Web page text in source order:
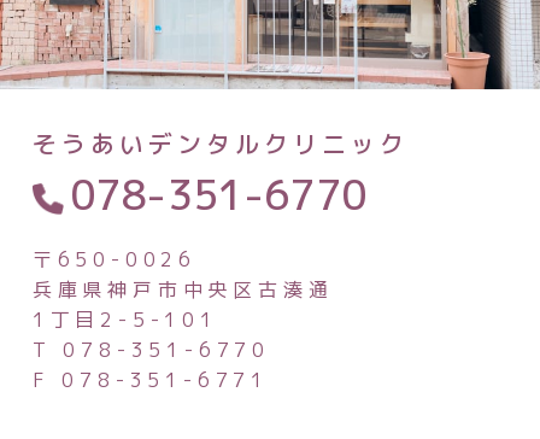
そうあいデンタルクリニック
078-351-6770
〒650-0026
兵庫県神戸市中央区古湊通
1丁目2-5-101
T 078-351-6770
F 078-351-6771